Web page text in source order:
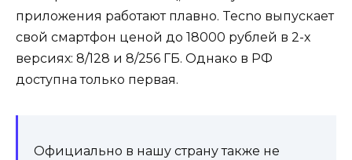
приложения работают плавно. Tecno выпускает
свой смартфон ценой до 18000 рублей в 2-х
версиях: 8/128 и 8/256 ГБ. Однако в РФ
доступна только первая.
Официально в нашу страну также не